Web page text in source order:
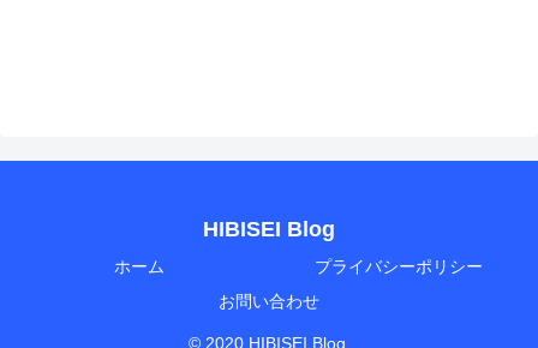
HIBISEI Blog
ホーム
プライバシーポリシー
お問い合わせ
© 2020 HIBISEI Blog.